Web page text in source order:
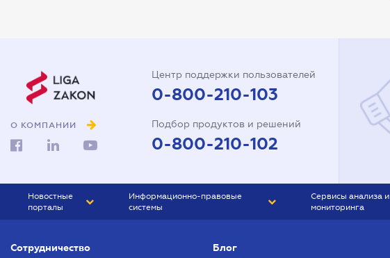
представление интересов в
суде
Доверенность на регистрацию
юридического лица
Договор аренды квартиры
О КОМПАНИИ
Центр поддержки пользователей
0-800-210-103
Подбор продуктов и решений
0-800-210-102
Новостные
порталы
БИЗНЕС
Информационно-правовые
системы
Сервисы анализа и
мониторинга
Сотрудничество Блог